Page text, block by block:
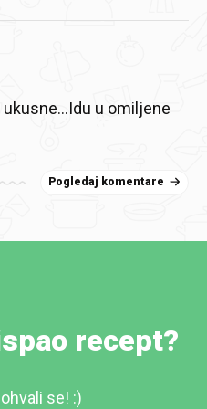
u omiljene
Pogledaj komentare
recept?
se! :)